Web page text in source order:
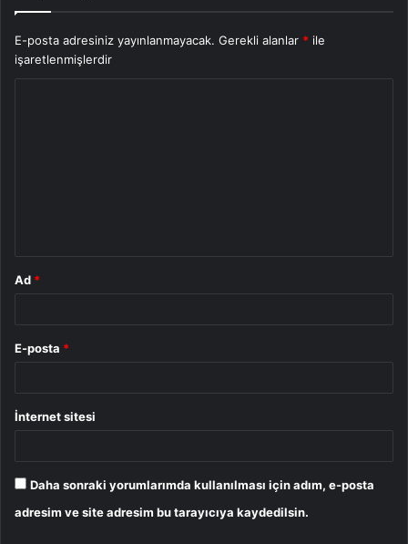
E-posta adresiniz yayınlanmayacak. Gerekli alanlar * ile
işaretlenmişlerdir
Ad *
E-posta *
İnternet sitesi
Daha sonraki yorumlarımda kullanılması için adım, e-posta
adresim ve site adresim bu tarayıcıya kaydedilsin.